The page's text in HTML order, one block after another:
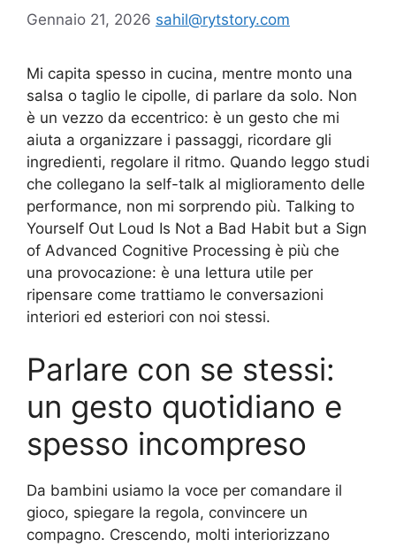
Gennaio 21, 2026 sahil@rytstory.com
Mi capita spesso in cucina, mentre monto una
salsa o taglio le cipolle, di parlare da solo. Non
è un vezzo da eccentrico: è un gesto che mi
aiuta a organizzare i passaggi, ricordare gli
ingredienti, regolare il ritmo. Quando leggo studi
che collegano la self-talk al miglioramento delle
performance, non mi sorprendo più. Talking to
Yourself Out Loud Is Not a Bad Habit but a Sign
of Advanced Cognitive Processing è più che
una provocazione: è una lettura utile per
ripensare come trattiamo le conversazioni
interiori ed esteriori con noi stessi.
Parlare con se stessi:
un gesto quotidiano e
spesso incompreso
Da bambini usiamo la voce per comandare il
gioco, spiegare la regola, convincere un
compagno. Crescendo, molti interiorizzano